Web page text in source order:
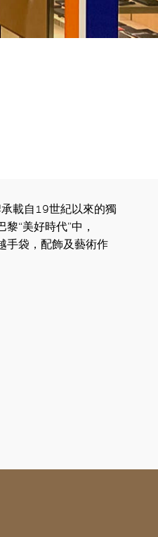
載自19世紀以來的獨
“美好時代”中，
手袋，配飾及藝術作